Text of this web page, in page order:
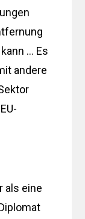
… Es
andere
als eine